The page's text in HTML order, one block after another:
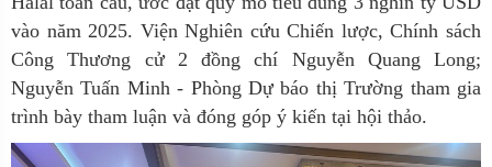
vào năm 2025. Viện Nghiên cứu Chiến lược, Chính sách
Công Thương cử 2 đồng chí Nguyễn Quang Long;
Nguyễn Tuấn Minh - Phòng Dự báo thị Trường tham gia
trình bày tham luận và đóng góp ý kiến tại hội thảo.